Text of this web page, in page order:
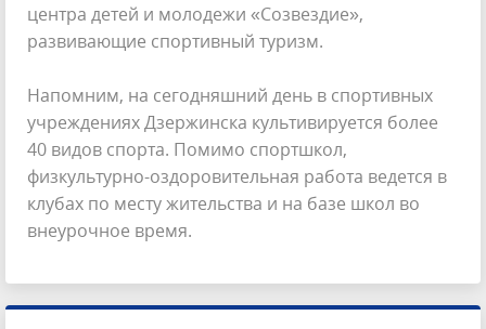
центра детей и молодежи «Созвездие»,
развивающие спортивный туризм.
Напомним, на сегодняшний день в спортивных
учреждениях Дзержинска культивируется более
40 видов спорта. Помимо спортшкол,
физкультурно-оздоровительная работа ведется в
клубах по месту жительства и на базе школ во
внеурочное время.